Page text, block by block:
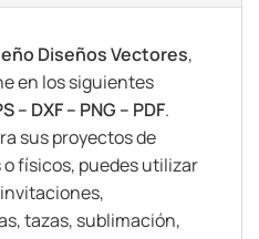
Diseños Vectores,
en los siguientes
– DXF – PNG – PDF.
sus proyectos de
físicos, puedes utilizar
tazas, sublimación,